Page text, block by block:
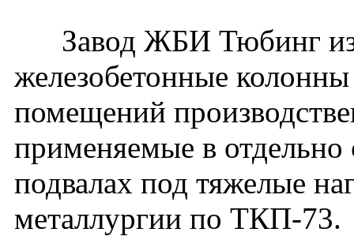
Завод ЖБИ Тюбинг
железобетонные
помещений
применяемые в
подвалах под тяжелые
металлургии по ТКП-73.